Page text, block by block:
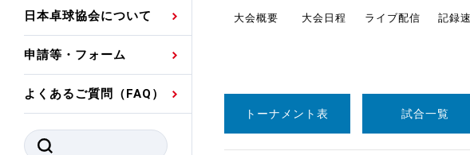
指導者養成委員会
競技者育成委員会
日本卓球協会について
財務諸表等
JTTAスポーツ団体ガバナ
申請等・フォーム
よくあるご質問（FAQ）
大会概要 大会日程 ライブ配信 記録
トーナメント表 試合一覧